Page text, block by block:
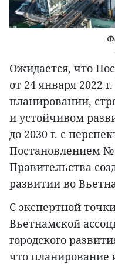
Ожидается, что
от 24 января 2022
планировании,
и устойчивом
до 2030 г. с
Постановлением №
Правительства
развитии во
С экспертной
Вьетнамской
городского
что планирование